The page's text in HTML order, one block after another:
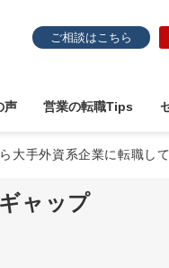
ご相談はこちら
声 営業の転職Tips
大手外資系企業に転職し
ャップ